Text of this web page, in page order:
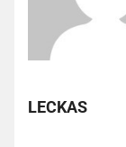
LECKAS